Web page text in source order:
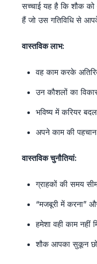
सच्चाई यह है कि शौक
हैं जो उस गतिविधि से
वास्तविक लाभ:
वह काम करके
उन कौशलों का
भविष्य में करियर
अपने काम की
वास्तविक चुनौतियां:
ग्राहकों की समय
“मजबूरी में करना”
हमेशा वही काम नहीं
शौक आपका सुकून